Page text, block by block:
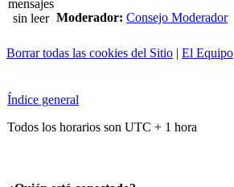
Moderador: Consejo Moderador
Borrar todas las cookies del Sitio | El Equipo
Índice general
Todos los horarios son UTC + 1 hora